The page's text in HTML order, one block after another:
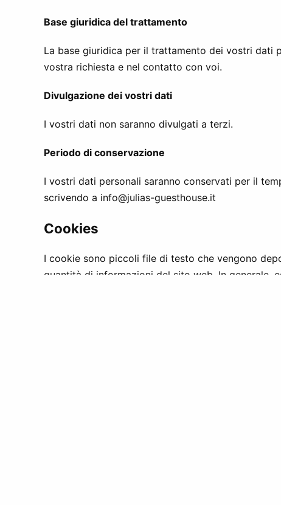
Base giuridica del trattamento
La base giuridica per il trattamento dei vostri dati
vostra richiesta e nel contatto con voi.
Divulgazione dei vostri dati
I vostri dati non saranno divulgati a terzi.
Periodo di conservazione
I vostri dati personali saranno conservati per il
scrivendo a info@julias-guesthouse.it
Cookies
I cookie sono piccoli file di testo che vengono
quantità di informazioni del sito web. In generale,